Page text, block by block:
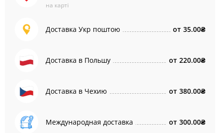
на карті
Доставка Укр поштою от 35.00₴
Доставка в Польшу от 220.00₴
Доставка в Чехию от 380.00₴
Международная доставка от 300.00₴